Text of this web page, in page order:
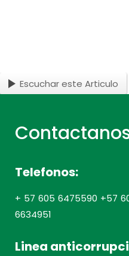
Escuchar este Articulo
Telefonos:
+ 57 605 6475590 +57
6634951
Linea